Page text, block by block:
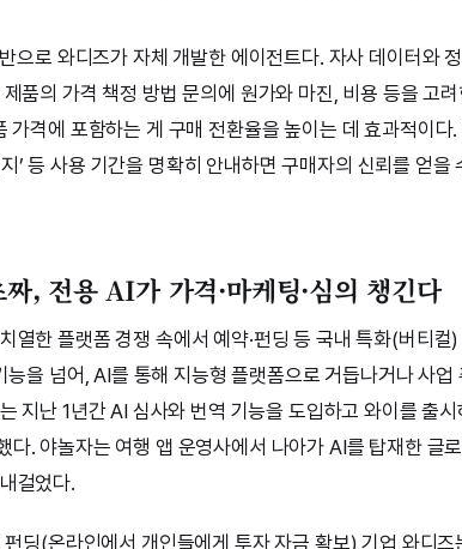
으로 와디즈가 자체 개발한 에이전트다. 자사 데이터와
품의 가격 책정 방법 문의에 원가와 마진, 비용 등을 고
가격에 포함하는 게 구매 전환율을 높이는 데 효과적이다
지’ 등 사용 기간을 명확히 안내하면 구매자의 신뢰를 얻을
, 전용 AI가 가격·마케팅·심의 챙긴다
열한 플랫폼 경쟁 속에서 예약·펀딩 등 국내 특화(버티컬
능을 넘어, AI를 통해 지능형 플랫폼으로 거듭나거나 사업
지난 1년간 AI 심사와 번역 기능을 도입하고 와이를 출
다. 야놀자는 여행 앱 운영사에서 나아가 AI를 탑재한 글
걸었다.
딩(온라인에서 개인들에게 투자 자금 확보) 기업 와디즈